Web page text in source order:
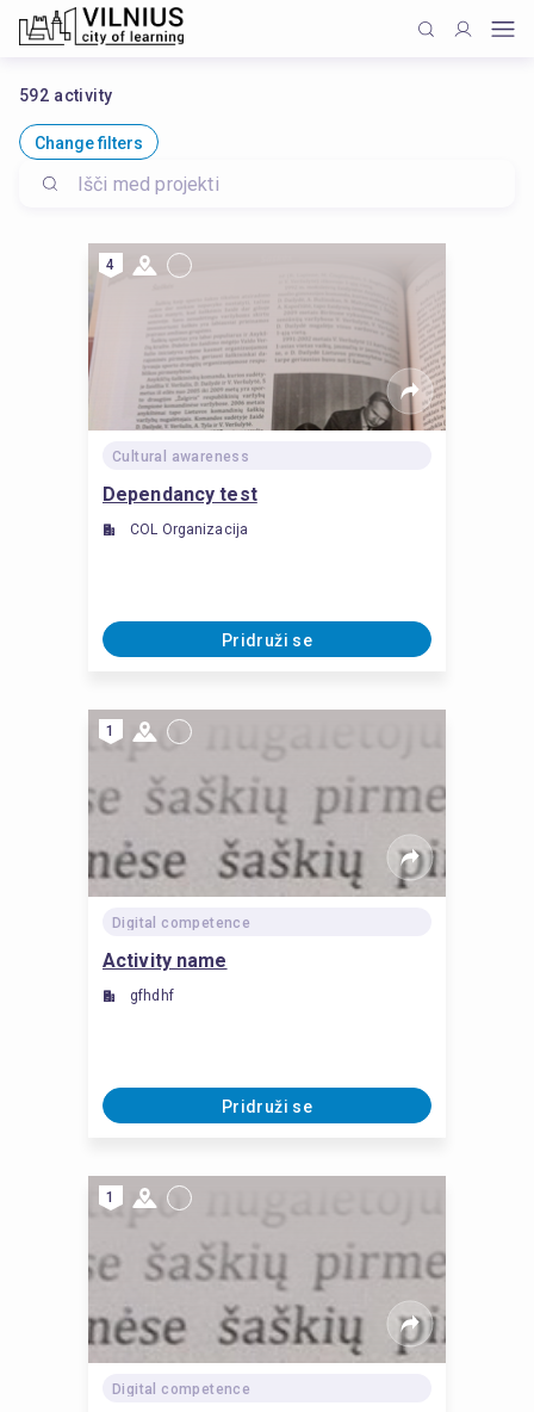
592 activity
Change filters
4
Cultural awareness
Dependancy test
COL Organizacija
Pridruži se
1
Digital competence
Activity name
gfhdhf
Pridruži se
1
Digital competence